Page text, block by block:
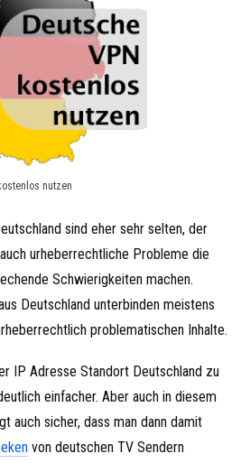
nutzen
sind eher sehr selten, der
urheberrechtliche Probleme die
Schwierigkeiten machen.
Deutschland unterbinden meistens
problematischen Inhalte.
IP Adresse Standort Deutschland zu
einfacher. Aber auch in diesem
auch sicher, dass man dann damit
von deutschen TV Sendern